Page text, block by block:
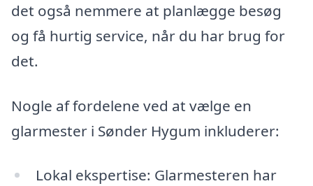
det også nemmere at planlægge besøg
og få hurtig service, når du har brug for
det.
Nogle af fordelene ved at vælge en
glarmester i Sønder Hygum inkluderer:
Lokal ekspertise: Glarmesteren har